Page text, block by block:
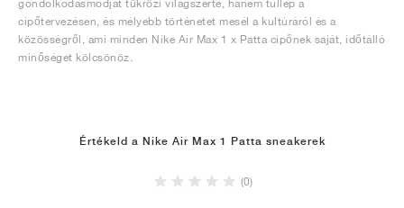
gondolkodásmódját tükrözi világszerte, hanem túllép a
cipőtervezésen, és mélyebb történetet mesél a kultúráról és a
közösségről, ami minden Nike Air Max 1 x Patta cipőnek saját, időtálló
minőséget kölcsönöz.
Értékeld a Nike Air Max 1 Patta sneakerek
(0)